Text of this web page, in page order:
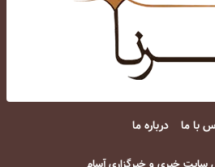
با ما درباره ما